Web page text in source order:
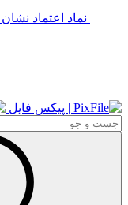
نماد اعتماد